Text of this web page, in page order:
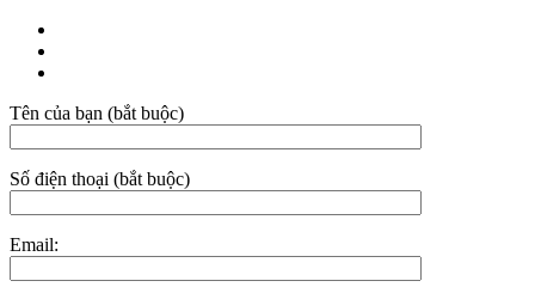
Tên của bạn (bắt buộc)
Số điện thoại (bắt buộc)
Email: